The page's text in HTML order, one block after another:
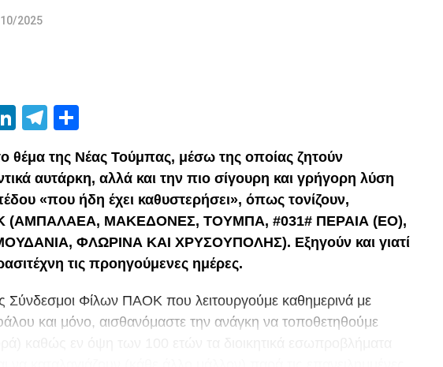
2025
LinkedIn
Telegram
θέμα της Νέας Τούμπας, μέσω της οποίας ζητούν
αυτάρκη, αλλά και την πιο σίγουρη και γρήγορη λύση
«που ήδη έχει καθυστερήσει», όπως τονίζουν,
(ΑΜΠΑΛΑΕΑ, ΜΑΚΕΔΟΝΕΣ, ΤΟΥΜΠΑ, #031# ΠΕΡΑΙΑ (ΕΟ),
ΦΛΩΡΙΝΑ ΚΑΙ ΧΡΥΣΟΥΠΟΛΗΣ). Εξηγούν και γιατί
τις προηγούμενες ημέρες.
Σύνδεσμοι Φίλων ΠΑΟΚ που λειτουργούμε καθημερινά με
και μόνο, αισθανόμαστε την ανάγκη να τοποθετηθούμε